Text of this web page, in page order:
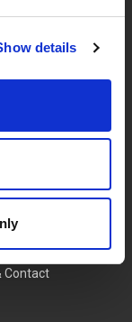
details
Contact